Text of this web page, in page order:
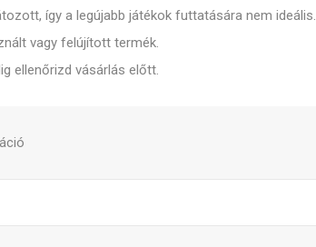
így a legújabb játékok futtatására nem ideális.
vagy felújított termék.
ellenőrizd vásárlás előtt.